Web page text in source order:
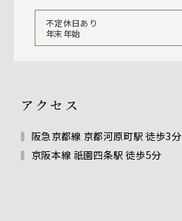
不定休日あり
年末年始
アクセス
阪急京都線 京都河原町駅 徒歩3分
京阪本線 祇園四条駅 徒歩5分